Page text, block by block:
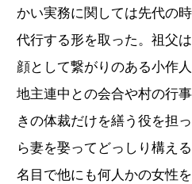
かい実務に関しては先代の
代行する形を取った。祖父
顔として繋がりのある小作
地主連中との会合や村の行
きの体裁だけを繕う役を担
ら妻を娶ってどっしり構え
名目で他にも何人かの女性